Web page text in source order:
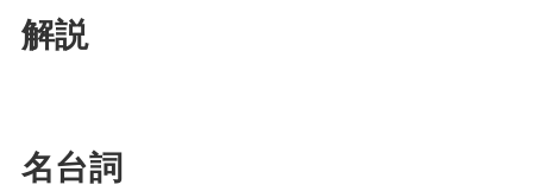
解説
名台詞